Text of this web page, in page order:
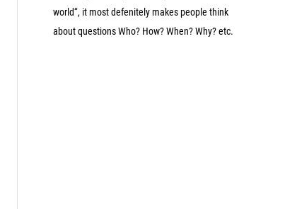
world“, it most defenitely makes people think
about questions Who? How? When? Why? etc.